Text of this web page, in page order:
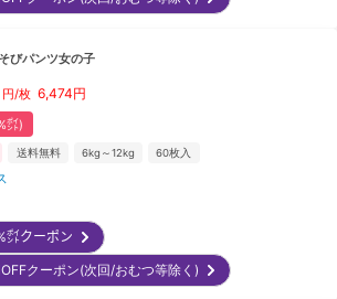
びパンツ女の子
円/枚 6,474円
㌽)
送料無料 6kg～12kg 60枚入
㌽クーポン
OFFクーポン(次回/おむつ等除く)